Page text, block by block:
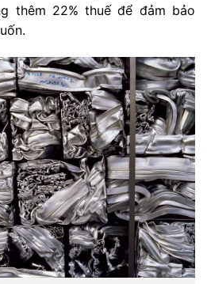
thêm 22% thuế để đảm bảo